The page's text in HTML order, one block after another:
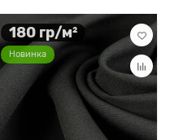
180 гр/м²
Новинка